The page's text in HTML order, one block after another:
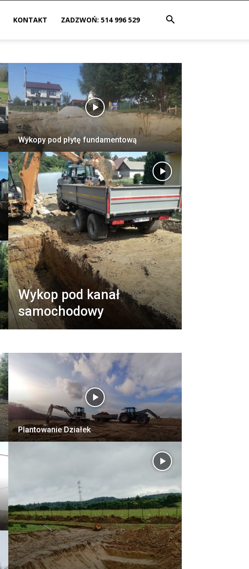
KONTAKT ZADZWOŃ: 514 996 529
Wykopy pod płytę fundamentową
Wykop pod kanał
samochodowy
Plantowanie Działek